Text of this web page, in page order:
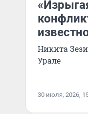
Никита
Урале
30 июля, 2026,